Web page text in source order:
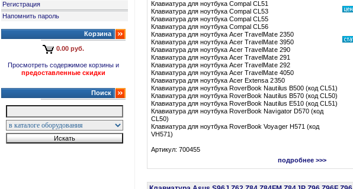
Регистрация
Напомнить пароль
Корзина
0.00 руб.
Просмотреть содержимое корзины и
предоставленные скидки
Поиск
Клавиатура для ноутбука Compal CL51
Клавиатура для ноутбука Compal CL53
Клавиатура для ноутбука Compal CL55
Клавиатура для ноутбука Compal CL56
Клавиатура для ноутбука Acer TravelMate 2350
Клавиатура для ноутбука Acer TravelMate 3950
Клавиатура для ноутбука Acer TravelMate 290
Клавиатура для ноутбука Acer TravelMate 291
Клавиатура для ноутбука Acer TravelMate 292
Клавиатура для ноутбука Acer TravelMate 4050
Клавиатура для ноутбука Acer Extensa 2350
Клавиатура для ноутбука RoverBook Nautilus B500 (код CL51)
Клавиатура для ноутбука RoverBook Nautilus B570 (код CL50)
Клавиатура для ноутбука RoverBook Nautilus E510 (код CL51)
Клавиатура для ноутбука RoverBook Navigator D570 (код
CL50)
Клавиатура для ноутбука RoverBook Voyager H571 (код
VH571)
Артикул: 700455
подробнее >>>